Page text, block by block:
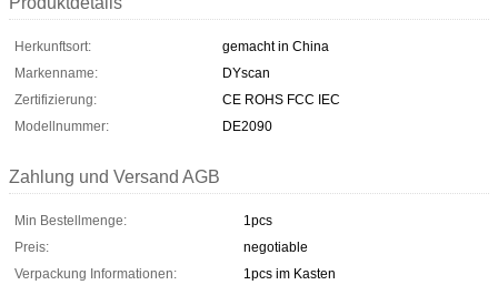
Herkunftsort:
gemacht in China
Markenname:
DYscan
Zertifizierung:
CE ROHS FCC IEC
Modellnummer:
DE2090
Zahlung und Versand AGB
Min Bestellmenge:
1pcs
Preis:
negotiable
Verpackung Informationen:
1pcs im Kasten